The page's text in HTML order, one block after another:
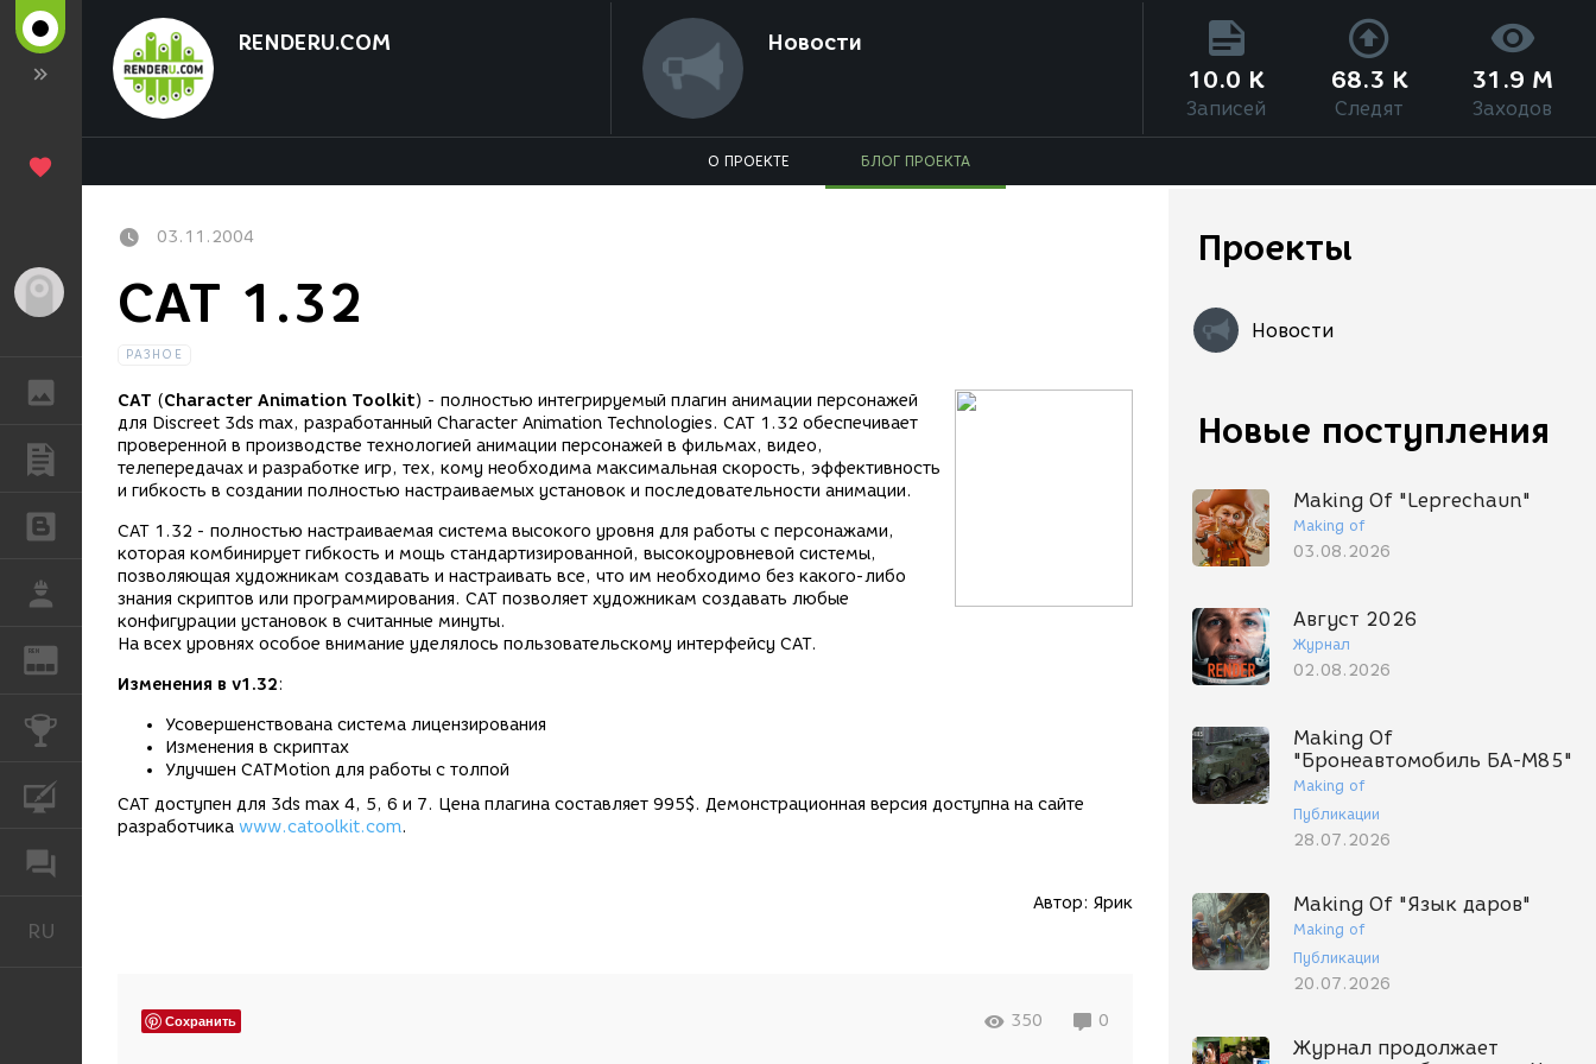
Гость
ГАЛЕРЕЯ
ПУБЛИКАЦИИ
БЛОГИ
РАБОТА
REN
КОНКУРСЫ
КУРСЫ
RU
RENDERU.COM Новости
10.0 K
Записей
68.3 K
Следят
31.9 M
Заходов
О ПРОЕКТЕ БЛОГ ПРОЕКТА
Проекты
Новости
Новые поступления
Making Of "Leprechaun"
Making of
03.08.2026
Август 2026
Журнал
02.08.2026
Making Of
"Бронеавтомобиль БА-М85"
Making of
Публикации
28.07.2026
Making Of "Язык даров"
Making of
Публикации
20.07.2026
Журнал продолжает
03.11.2004
CAT 1.32
РАЗНОЕ
CAT (Character Animation Toolkit) - полностью интегрируемый плагин анимации персонажей
для Discreet 3ds max, разработанный Character Animation Technologies. CAT 1.32 обеспечивает
проверенной в производстве технологией анимации персонажей в фильмах, видео,
телепередачах и разработке игр, тех, кому необходима максимальная скорость, эффективность
и гибкость в создании полностью настраиваемых установок и последовательности анимации.
CAT 1.32 - полностью настраиваемая система высокого уровня для работы с персонажами,
которая комбинирует гибкость и мощь стандартизированной, высокоуровневой системы,
позволяющая художникам создавать и настраивать все, что им необходимо без какого-либо
знания скриптов или программирования. CAT позволяет художникам создавать любые
конфигурации установок в считанные минуты.
На всех уровнях особое внимание уделялось пользовательскому интерфейсу CAT.
Изменения в v1.32:
Усовершенствована система лицензирования
Изменения в скриптах
Улучшен CATMotion для работы с толпой
CAT доступен для 3ds max 4, 5, 6 и 7. Цена плагина составляет 995$. Демонстрационная версия доступна на сайте
разработчика www.catoolkit.com.
Автор: Ярик
Сохранить 350 0